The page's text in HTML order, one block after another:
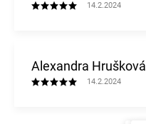
14.2.2024
Alexandra Hrušková
14.2.2024